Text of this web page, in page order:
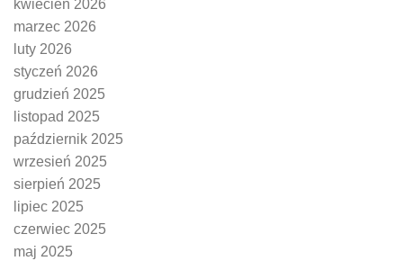
kwiecień 2026
marzec 2026
luty 2026
styczeń 2026
grudzień 2025
listopad 2025
październik 2025
wrzesień 2025
sierpień 2025
lipiec 2025
czerwiec 2025
maj 2025